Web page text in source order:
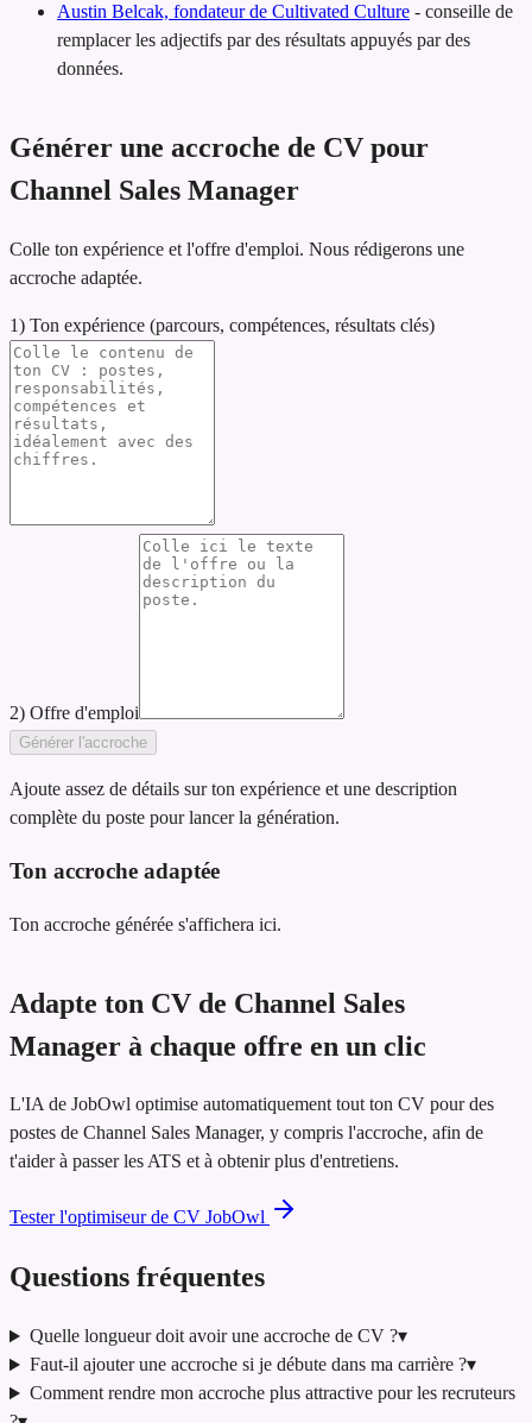
Austin Belcak, fondateur de Cultivated Culture - conseille de
remplacer les adjectifs par des résultats appuyés par des
données.
Générer une accroche de CV pour
Channel Sales Manager
Colle ton expérience et l'offre d'emploi. Nous rédigerons une
accroche adaptée.
1) Ton expérience (parcours, compétences, résultats clés)
2) Offre d'emploi
Générer l'accroche
Ajoute assez de détails sur ton expérience et une description
complète du poste pour lancer la génération.
Ton accroche adaptée
Ton accroche générée s'affichera ici.
Adapte ton CV de Channel Sales
Manager à chaque offre en un clic
L'IA de JobOwl optimise automatiquement tout ton CV pour des
postes de Channel Sales Manager, y compris l'accroche, afin de
t'aider à passer les ATS et à obtenir plus d'entretiens.
Tester l'optimiseur de CV JobOwl
Questions fréquentes
Quelle longueur doit avoir une accroche de CV ?▾
Faut-il ajouter une accroche si je débute dans ma carrière ?▾
Comment rendre mon accroche plus attractive pour les recruteurs